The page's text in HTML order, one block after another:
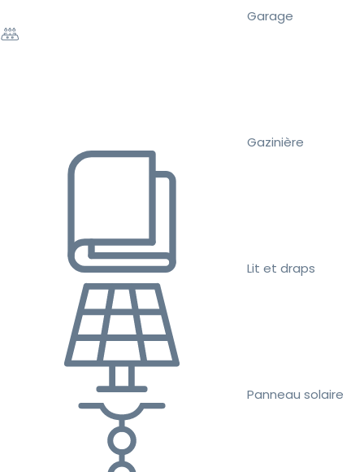
Garage
Gazinière
Lit et draps
Panneau solaire